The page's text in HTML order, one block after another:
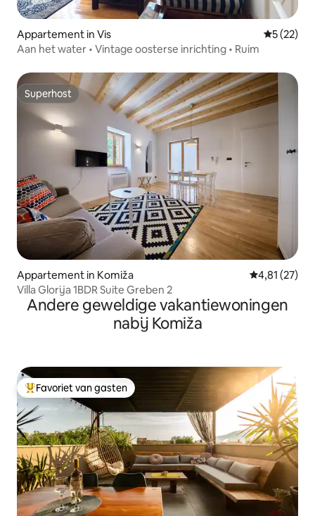
Appartement in Vis
5 (22)
Aan het water • Vintage oosterse inrichting • Ruim
Superhost
Superhost
Appartement in Komiža Gemiddelde
4,81 (27)
Villa Glorija 1BDR Suite Greben 2
Andere geweldige vakantiewoningen
nabij Komiža
Topfavoriet van gasten
Favoriet van gasten